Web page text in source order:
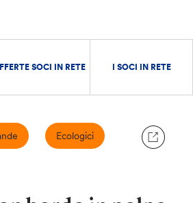
SOCI IN RETE I SOCI IN RETE
Ecologici